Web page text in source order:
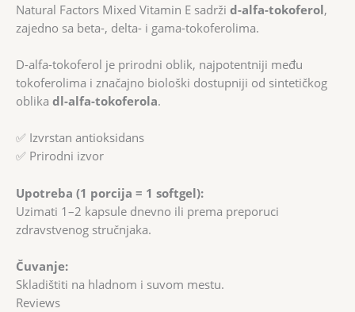
Natural Factors Mixed Vitamin E sadrži d-alfa-tokoferol,
zajedno sa beta-, delta- i gama-tokoferolima.
D-alfa-tokoferol je prirodni oblik, najpotentniji među
tokoferolima i značajno biološki dostupniji od sintetičkog
oblika dl-alfa-tokoferola.
✅ Izvrstan antioksidans
✅ Prirodni izvor
Upotreba (1 porcija = 1 softgel):
Uzimati 1–2 kapsule dnevno ili prema preporuci
zdravstvenog stručnjaka.
Čuvanje:
Skladištiti na hladnom i suvom mestu.
Reviews